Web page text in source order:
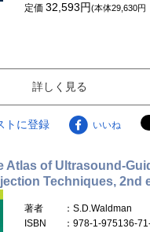
定価32,593円(本体29,630円
詳しく見る
トに登録 いいね
Atlas of Ultrasound-
Techniques, 2nd
著者
：S.D.Waldman
ISBN
：978-1-975136-